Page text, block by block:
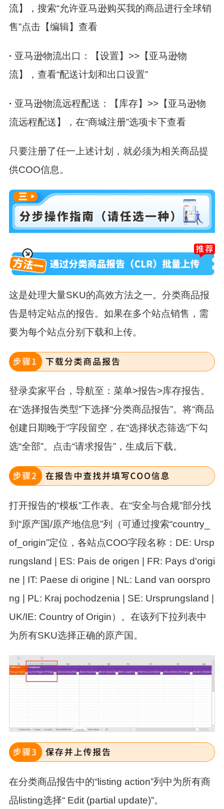
流】，搜索“允许亚马逊购买我的商品进行全球销
售”点击【编辑】查看
· 亚马逊物流出口：【设置】 >>【亚马逊物
流】，查看“配送计划和出口设置”
· 亚马逊物流远程配送：【库存】 >>【亚马逊物
流远程配送】，在“商城注册”选项卡下查看
只要注册了任一上述计划，就必须为相关商品提
供COO信息。
这是处理大量SKU的高效方法之一。分类商品报
告是特定站点的报告。如果在多个站点销售，需
要为每个站点分别下载和上传。
登录卖家平台，导航至： 菜单>报告>库存报告。
在“选择报告类型”下选择“分类商品报告”。将“商品
创建日期晚于”字段留空，在“选择状态筛选”下勾
选“全部”。点击“请求报告”，生成后下载。
打开报告的“模板”工作表。在“安全与合规”部分找
到 “原产国/原产地信息”列（可通过搜索“country_
of_origin”定位，各站点COO字段名称：DE: Ursp
rungsland | ES: Pais de origen | FR: Pays d'origi
ne | IT: Paese di origine | NL: Land van oorspro
ng | PL: Kraj pochodzenia | SE: Ursprungsland |
UK/IE: Country of Origin）。在该列下拉列表中
为所有SKU选择正确的原产国。
在分类商品报告中的“listing action”列中为所有商
品listing选择“ Edit (partial update)”。